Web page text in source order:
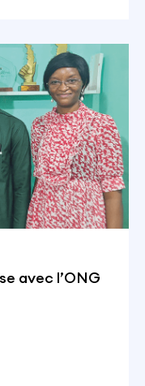
avec l’ONG